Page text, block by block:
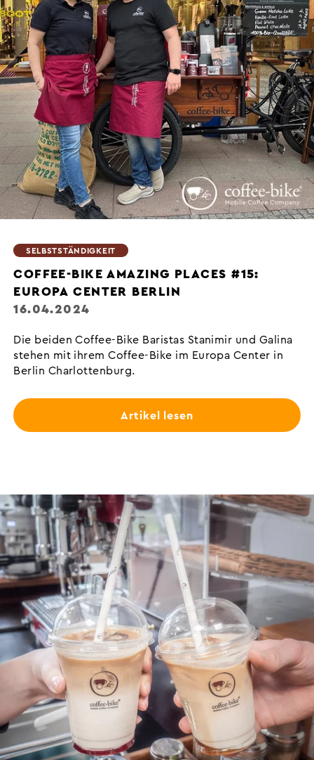
SELBSTSTÄNDIGKEIT
COFFEE-BIKE AMAZING PLACES #15:
EUROPA CENTER BERLIN
16.04.2024
Die beiden Coffee-Bike Baristas Stanimir und Galina
stehen mit ihrem Coffee-Bike im Europa Center in
Berlin Charlottenburg.
Artikel lesen